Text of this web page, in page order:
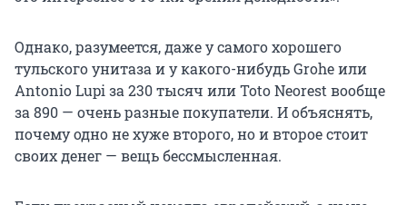
Однако, разумеется, даже у самого хорошего
тульского унитаза и у какого-нибудь Grohe или
Antonio Lupi за 230 тысяч или Toto Neorest вообще
за 890 — очень разные покупатели. И объяснять,
почему одно не хуже второго, но и второе стоит
своих денег — вещь бессмысленная.